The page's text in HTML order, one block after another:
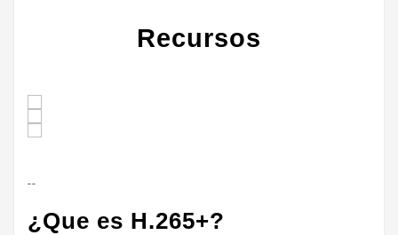
Recursos
--
¿Que es H.265+?